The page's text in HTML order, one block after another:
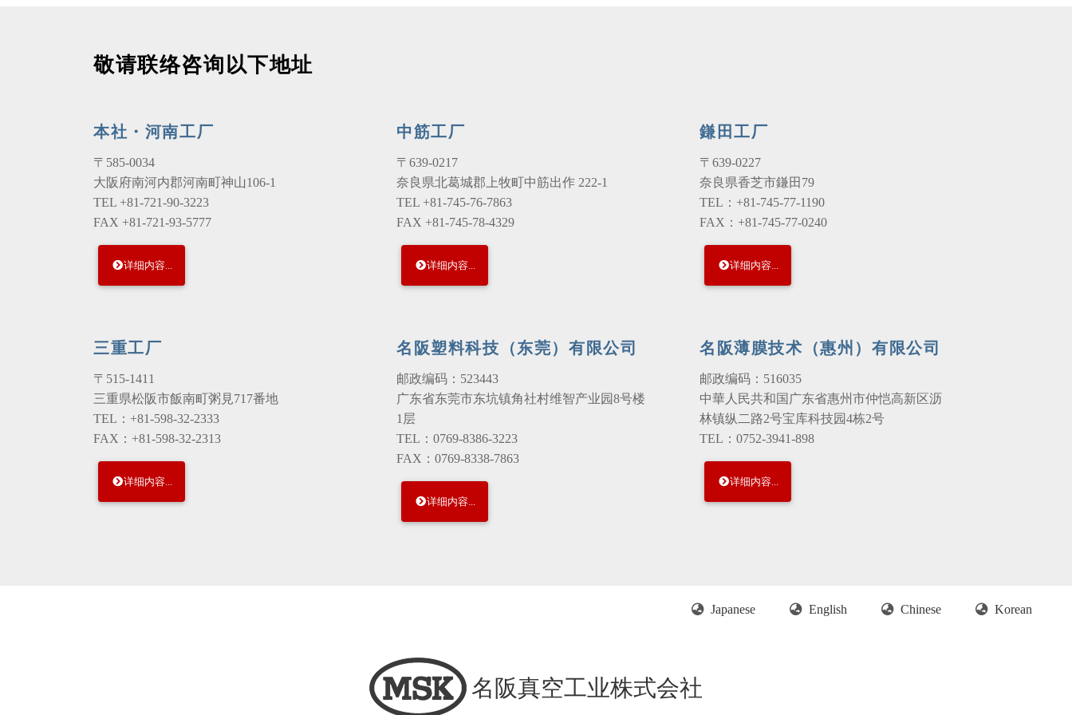
敬请联络咨询以下地址
本社・河南工厂
〒585-0034
大阪府南河内郡河南町神山106-1
TEL +81-721-90-3223
FAX +81-721-93-5777
详细内容...
中筋工厂
〒639-0217
奈良県北葛城郡上牧町中筋出作 222-1
TEL +81-745-76-7863
FAX +81-745-78-4329
详细内容...
鎌田工厂
〒639-0227
奈良県香芝市鎌田79
TEL：+81-745-77-1190
FAX：+81-745-77-0240
详细内容...
三重工厂
〒515-1411
三重県松阪市飯南町粥見717番地
TEL：+81-598-32-2333
FAX：+81-598-32-2313
详细内容...
名阪塑料科技（东莞）有限公司
邮政编码：523443
广东省东莞市东坑镇角社村维智产业园8号楼
1层
TEL：0769-8386-3223
FAX：0769-8338-7863
详细内容...
名阪薄膜技术（惠州）有限公司
邮政编码：516035
中華人民共和国广东省惠州市仲恺高新区沥
林镇纵二路2号宝库科技园4栋2号
TEL：0752-3941-898
详细内容...
Japanese English Chinese Korean
名阪真空工业株式会社